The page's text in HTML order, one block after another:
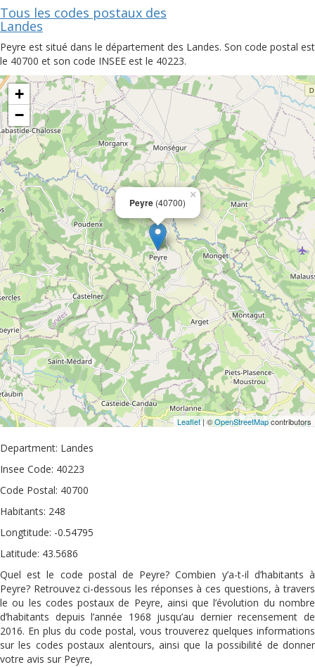
Tous les codes postaux des
Landes
Peyre est situé dans le département des Landes. Son code postal est
le 40700 et son code INSEE est le 40223.
Peyre (40700)
×
+
−
Leaflet | ©OpenStreetMapcontributors
Department: Landes
Insee Code: 40223
Code Postal: 40700
Habitants: 248
Longtitude: -0.54795
Latitude: 43.5686
Quel est le code postal de Peyre? Combien y’a-t-il d’habitants à
Peyre? Retrouvez ci-dessous les réponses à ces questions, à travers
le ou les codes postaux de Peyre, ainsi que l’évolution du nombre
d’habitants depuis l’année 1968 jusqu’au dernier recensement de
2016. En plus du code postal, vous trouverez quelques informations
sur les codes postaux alentours, ainsi que la possibilité de donner
votre avis sur Peyre,